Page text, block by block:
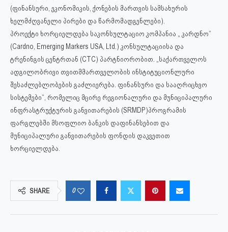
(ფინანსური, ეკონომიკის, ქონების მართვის სამსახურის
ხელმძღვანელი პირები და წარმომადგენლები).
პროექტი ხორციელდება საკონსულტაციო კომპანია „ კარდნო“
(Cardno, Emerging Markers USA, Ltd.) კონსულტაციისა და
ტრენინგის ცენტრთან (CTC) პარტნიორობით. „საქართველოს
ადგილობრივი თვითმმართველობის ინსტიტუციონლური
შესაძლებლობების გაძლიერება. ფინანსური და სააღრიცხვო
სისტემები“, რომელიც მცირე რეგიონალური და მუნიციპალური
ინფრასტრუქტურის განვითარების (SRMDP)პროგრამის
ფარგლებში მსოფლიო ბანკის დაფინანსებით და
მუნიციპალური განვითარების ფონდის დაკვეთით
ხორციელდება.
SHARE 0